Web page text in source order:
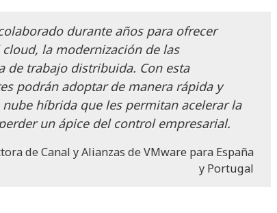
durante años para ofrecer
la modernización de las
de trabajo distribuida. Con esta
podrán adoptar de manera rápida y
híbrida que les permitan acelerar la
un ápice del control empresarial.
de Canal y Alianzas de VMware para España
y Portugal